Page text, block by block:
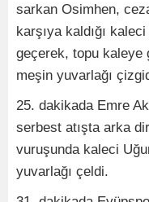
sarkan Osimhen,
karşıya kaldığı
geçerek, topu kaleye
meşin yuvarlağı
25. dakikada Emre
serbest atışta arka
vuruşunda kaleci
yuvarlağı çeldi.